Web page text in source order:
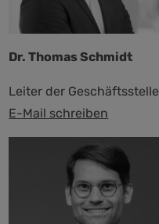
Dr. Thomas Schmidt
Leiter der Geschäftsstelle
E-Mail schreiben